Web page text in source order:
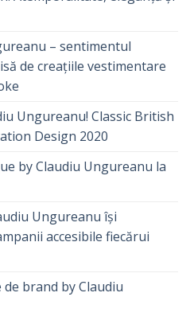
– sentimentul
de creațiile vestimentare
Ungureanu! Classic British
Design 2020
by Claudiu Ungureanu la
Ungureanu își
accesibile fiecărui
de brand by Claudiu